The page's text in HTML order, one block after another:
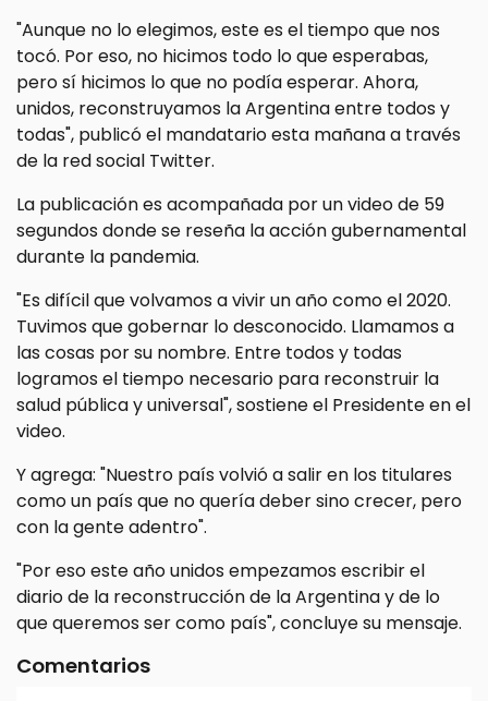
"Aunque no lo elegimos, este es el tiempo que nos
tocó. Por eso, no hicimos todo lo que esperabas,
pero sí hicimos lo que no podía esperar. Ahora,
unidos, reconstruyamos la Argentina entre todos y
todas", publicó el mandatario esta mañana a través
de la red social Twitter.
La publicación es acompañada por un video de 59
segundos donde se reseña la acción gubernamental
durante la pandemia.
"Es difícil que volvamos a vivir un año como el 2020.
Tuvimos que gobernar lo desconocido. Llamamos a
las cosas por su nombre. Entre todos y todas
logramos el tiempo necesario para reconstruir la
salud pública y universal", sostiene el Presidente en el
video.
Y agrega: "Nuestro país volvió a salir en los titulares
como un país que no quería deber sino crecer, pero
con la gente adentro".
"Por eso este año unidos empezamos escribir el
diario de la reconstrucción de la Argentina y de lo
que queremos ser como país", concluye su mensaje.
Comentarios